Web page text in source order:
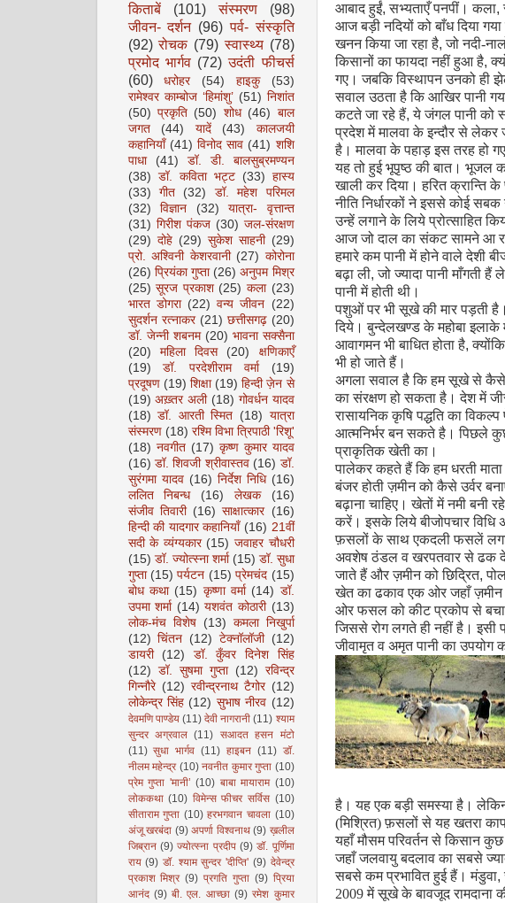
आबाद हुईं,सभ्यताएँ पनपीं। कला,
आज बड़ी नदियों को बाँध दिया
खनन किया जा रहा है,जो नदी-
किसानों का फायदा नहीं हुआ है,
गए। जबकि विस्थापन उनको ही
सवाल उठता है कि आखिर पानी
कटते जा रहे हैं,ये जंगल पानी को
प्रदेश में मालवा के इन्दौर से
है। मालवा के पहाड़ इस तरह हो
यह तो हुई भूपृष्ठ की बात। भूजल
खाली कर दिया। हरित क्रान्ति के
नीति निर्धारकों ने इससे कोई
उन्हें लगाने के लिये प्रोत्साहित
आज जो दाल का संकट सामने आ
हमारे कम पानी में होने वाले देशी
बढ़ा ली,जो ज्यादा पानी माँगती
पानी में होती थी।
पशुओं पर भी सूखे की मार पड़ती है।
दिये। बुन्देलखण्ड के महोबा इलाके
आवागमन भी बाधित होता है,
भी हो जाते हैं।
अगला सवाल है कि हम सूखे से
का संरक्षण हो सकता है। देश में
रासायनिक कृषि पद्धति का
आत्मनिर्भर बन सकते है। पिछले
प्राकृतिक खेती का।
पालेकर कहते हैं कि हम धरती
बंजर होती ज़मीन को कैसे उर्वर
बढ़ाना चाहिए। खेतों में नमी बनी रहे
करें। इसके लिये बीजोपचार विधि
फ़सलों के साथ एकदली फसलें
अवशेष ठंडल व खरपतवार से ढक
जाते हैं और ज़मीन को छिद्रित,
खेत का ढकाव एक ओर जहाँ ज़मीन
ओर फसल को कीट प्रकोप से
जिससे रोग लगते ही नहीं है। इसी
जीवामृत व अमृत पानी का उपयोग
है। यह एक बड़ी समस्या है। लेकिन
(मिश्रित) फ़सलों से यह खतरा
यहाँ मौसम परिवर्तन से किसान
जहाँ जलवायु बदलाव का सबसे
सबसे कम प्रभावित हुई हैं। मंडुवा,
2009 में सूखे के बावजूद रामदाना
किताबें
(101) संस्मरण
(98)
जीवन- दर्शन (96) पर्व- संस्कृति
(92) रोचक (79) स्वास्थ्य (78)
प्रमोद भार्गव (72) उदंती फीचर्स
(60)
धरोहर (54) हाइकु
(53)
रामेश्वर काम्बोज ‘हिमांशु’ (51) निशांत
(50) प्रकृति (50) शोध (46) बाल
जगत
(44) यादें (43)
कालजयी
कहानियाँ (41) विनोद साव (41) शशि
पाधा
(41)
डॉ. डी. बालसुब्रमण्यन
(38) डॉ. कविता भट्ट (33) हास्य
(33)
गीत (32)
डॉ. महेश परिमल
(32)
विज्ञान (32)
यात्रा- वृत्तान्त
(31) गिरीश पंकज (30) जल-संरक्षण
(29) दोहे (29) सुकेश साहनी (29)
प्रो. अश्विनी केशरवानी (27) कोरोना
(26) प्रियंका गुप्ता (26) अनुपम मिश्र
(25) सूरज प्रकाश (25) कला (23)
भारत डोगरा (22) वन्य जीवन (22)
सुदर्शन रत्नाकर (21) छत्तीसगढ़ (20)
डॉ. जेन्नी शबनम (20) भावना सक्सैना
(20)
महिला दिवस (20)
क्षणिकाएँ
(19)
डॉ. परदेशीराम वर्मा
(19)
प्रदूषण (19) शिक्षा (19) हिन्दी ज़ेन से
(19) अख़्तर अली (18) गोवर्धन यादव
(18) डॉ. आरती स्मित (18) यात्रा
संस्मरण (18) रश्मि विभा त्रिपाठी 'रिशू'
(18) नवगीत (17) कृष्ण कुमार यादव
(16) डॉ. शिवजी श्रीवास्तव (16) डॉ.
सुरंगमा यादव (16) निर्देश निधि (16)
ललित निबन्ध
(16) लेखक
(16)
संजीव तिवारी (16) साक्षात्कार (16)
हिन्दी की यादगार कहानियाँ (16) 21वीं
सदी के व्यंग्यकार (15) जवाहर चौधरी
(15) डॉ. ज्योत्स्ना शर्मा (15) डॉ. सुधा
गुप्ता (15) पर्यटन (15) प्रेमचंद (15)
बोध कथा (15) कृष्णा वर्मा (14) डॉ.
उपमा शर्मा (14) यशवंत कोठारी (13)
लोक-मंच विशेष
(13) कमला निखुर्पा
(12) चिंतन (12) टेक्नॉलॉजी
(12)
डायरी
(12)
डॉ. कुँवर दिनेश सिंह
(12) डॉ. सुषमा गुप्ता (12) रविन्द्र
गिन्नौरे (12) रवीन्द्रनाथ टैगोर (12)
लोकेन्द्र सिंह (12) सुभाष नीरव (12)
देवमणि पाण्डेय (11) देवी नागरानी (11) श्याम
सुन्दर अग्रवाल (11) सआदत हसन मंटो
(11) सुधा भार्गव (11) हाइबन (11) डॉ.
नीलम महेन्द्र (10) नवनीत कुमार गुप्ता (10)
प्रेम गुप्ता 'मानी’ (10) बाबा मायाराम (10)
लोककथा (10) विमेन्स फीचर सर्विस (10)
सीताराम गुप्ता (10) हरभगवान चावला (10)
अंजू खरबंदा (9) अपर्णा विश्वनाथ (9) ख़लील
जिब्रान (9) ज्योत्स्ना प्रदीप (9) डॉ. पूर्णिमा
राय (9) डॉ. श्याम सुन्दर 'दीप्ति' (9) देवेन्द्र
प्रकाश मिश्र (9) प्रगति गुप्ता (9) प्रिया
आनंद (9) बी. एल. आच्छा (9) रमेश कुमार